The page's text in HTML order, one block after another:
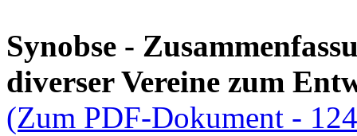
Synobse -
diverser Vereine zum
(Zum PDF-Dokument -